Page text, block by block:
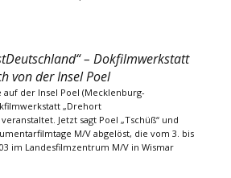
– Dokfilmwerkstatt
von der Insel Poel
auf der Insel Poel (Mecklenburg-
„Drehort
Jetzt sagt Poel „Tschüß“ und
M/V abgelöst, die vom 3. bis
im Landesfilmzentrum M/V in Wismar